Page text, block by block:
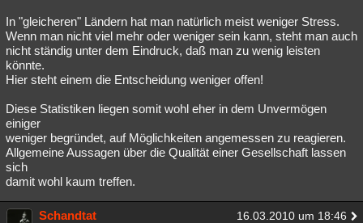
In "gleicheren" Ländern hat man natürlich meist weniger Stress.
Wenn man nicht viel mehr oder weniger sein kann, steht man auch
nicht ständig unter dem Eindruck, daß man zu wenig leisten
könnte.
Hier steht einem die Entscheidung weniger offen!
Diese Statistiken liegen somit wohl eher in dem Unvermögen
einiger
weniger begründet, auf Möglichkeiten angemessen zu reagieren.
Allgemeine Aussagen über die Qualität einer Gesellschaft lassen
sich
damit wohl kaum treffen.
Schandtat 16.03.2010 um 18:46